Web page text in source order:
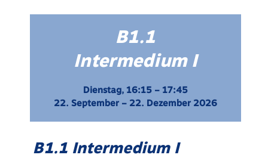
B1.1
Intermedium I
Dienstag, 16:15 – 17:45
22. September – 22. Dezember 2026
B1.1 Intermedium I